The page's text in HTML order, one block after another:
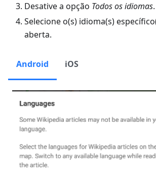
Desative a opção Todos os idiomas.
Selecione o(s) idioma(s)
aberta.
Android iOS